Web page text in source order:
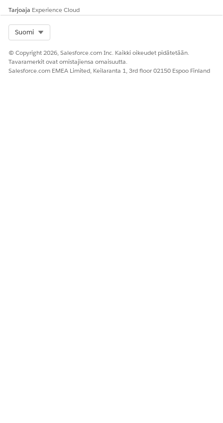
Usage Management
Knowledge-artikkelin numero
005318377
Tarjoaja Experience Cloud
Suomi
© Copyright 2026, Salesforce.com Inc. Kaikki oikeudet pidätetään.
Tavaramerkit ovat omistajiensa omaisuutta.
Salesforce.com EMEA Limited, Keilaranta 1, 3rd floor 02150 Espoo Finland